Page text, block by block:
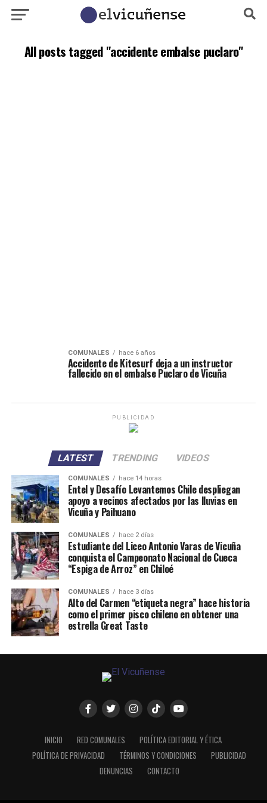
All posts tagged "accidente embalse puclaro"
COMUNALES hace 6 años
Accidente de Kitesurf deja a un instructor
fallecido en el embalse Puclaro de Vicuña
PUBLICIDAD
LATEST TRENDING VIDEOS
COMUNALES hace 14 horas
Entel y Desafío Levantemos Chile despliegan
apoyo a vecinos afectados por las lluvias en
Vicuña y Paihuano
COMUNALES hace 2 días
Estudiante del Liceo Antonio Varas de Vicuña
conquista el Campeonato Nacional de Cueca
“Espiga de Arroz” en Chiloé
COMUNALES hace 3 días
Alto del Carmen “etiqueta negra” hace historia
como el primer pisco chileno en obtener una
estrella Great Taste
INICIO RED COMUNALES
POLÍTICA EDITORIAL Y ÉTICA
POLÍTICA DE PRIVACIDAD
TÉRMINOS Y CONDICIONES
PUBLICIDAD
DENUNCIAS
CONTACTO